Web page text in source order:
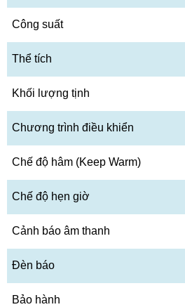
Công suất
Thể tích
Khối lượng tịnh
Chương trình điều khiển
Chế độ hâm (Keep Warm)
Chế độ hẹn giờ
Cảnh báo âm thanh
Đèn báo
Bảo hành